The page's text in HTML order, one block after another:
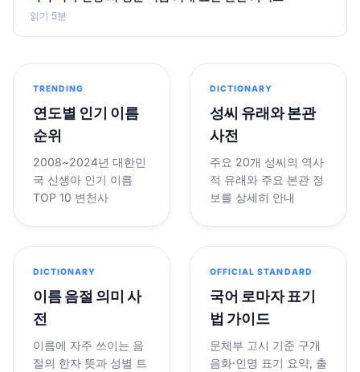
읽기 5분
TRENDING
연도별 인기 이름
순위
2008~2024년 대한민
국 신생아 인기 이름
TOP 10 변천사
DICTIONARY
성씨 유래와 본관
사전
주요 20개 성씨의 역사
적 유래와 주요 본관 정
보를 상세히 안내
DICTIONARY
이름 음절 의미 사
전
이름에 자주 쓰이는 음
절의 한자 뜻과 성별 트
OFFICIAL STANDARD
국어 로마자 표기
법 가이드
문체부 고시 기준 구개
음화·인명 표기 요약, 출